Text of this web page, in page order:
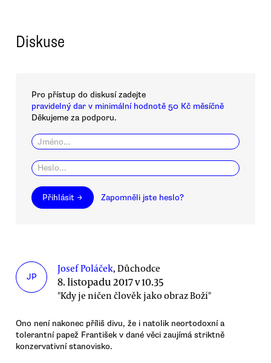
Diskuse
Pro přístup do diskusí zadejte
pravidelný dar v minimální hodnotě 50 Kč měsíčně
Děkujeme za podporu.
Přihlásit → Zapomněli jste heslo?
JP
Josef Poláček, Důchodce
8. listopadu 2017 v 10.35
"Kdy je ničen člověk jako obraz Boží"
Ono není nakonec příliš divu, že i natolik neortodoxní a
tolerantní papež František v dané věci zaujímá striktně
konzervativní stanovisko.